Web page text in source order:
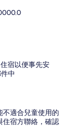
宿以便事先安
中
不適合兒童使用的
住宿方聯絡，確認